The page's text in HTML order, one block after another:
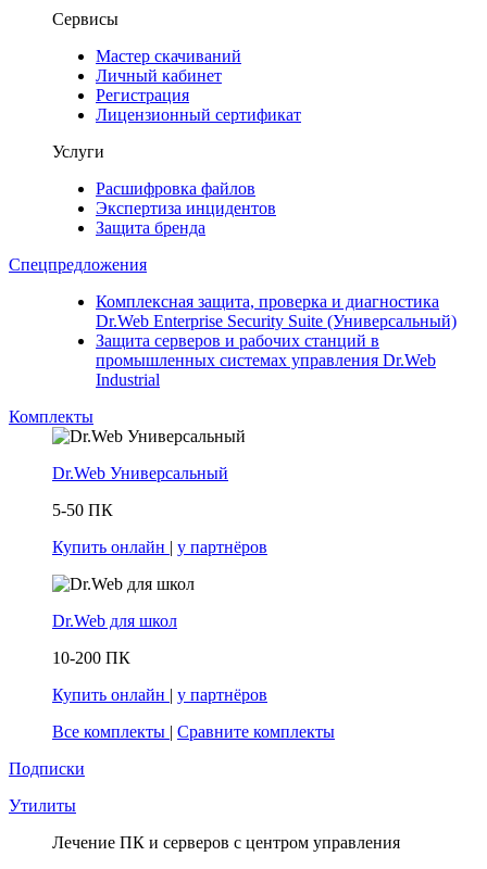
Сервисы
Мастер скачиваний
Личный кабинет
Регистрация
Лицензионный сертификат
Услуги
Расшифровка файлов
Экспертиза инцидентов
Защита бренда
Спецпредложения
Комплексная защита, проверка и диагностика
Dr.Web Enterprise Security Suite (Универсальный)
Защита серверов и рабочих станций в
промышленных системах управления Dr.Web
Industrial
Комплекты
Dr.Web Универсальный
5-50 ПК
Купить онлайн | у партнёров
Dr.Web для школ
10-200 ПК
Купить онлайн | у партнёров
Все комплекты | Сравните комплекты
Подписки
Утилиты
Лечение ПК и серверов с центром управления